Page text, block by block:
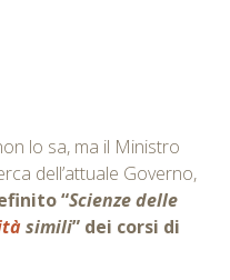
lo sa, ma il Ministro
dell’attuale Governo,
“Scienze delle
simili” dei corsi di